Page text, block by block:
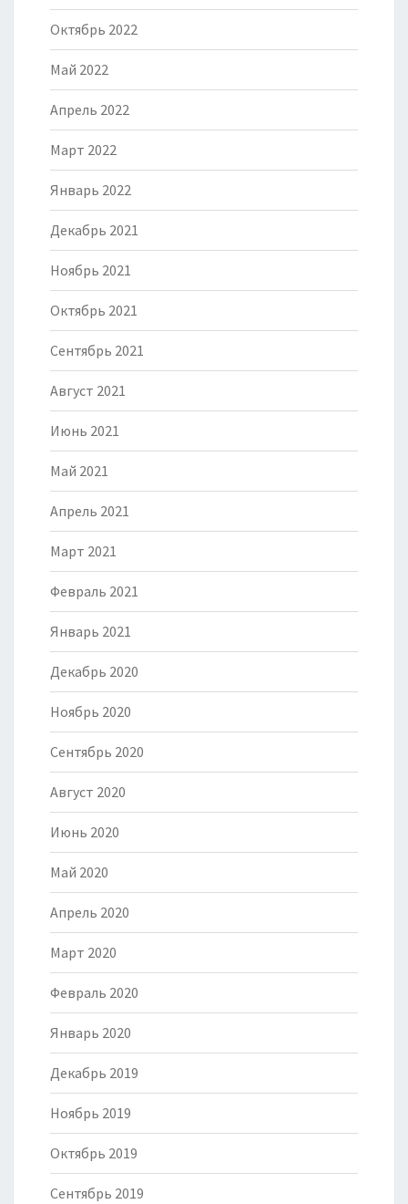
Октябрь 2022
Май 2022
Апрель 2022
Март 2022
Январь 2022
Декабрь 2021
Ноябрь 2021
Октябрь 2021
Сентябрь 2021
Август 2021
Июнь 2021
Май 2021
Апрель 2021
Март 2021
Февраль 2021
Январь 2021
Декабрь 2020
Ноябрь 2020
Сентябрь 2020
Август 2020
Июнь 2020
Май 2020
Апрель 2020
Март 2020
Февраль 2020
Январь 2020
Декабрь 2019
Ноябрь 2019
Октябрь 2019
Сентябрь 2019